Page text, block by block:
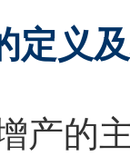
定义
的